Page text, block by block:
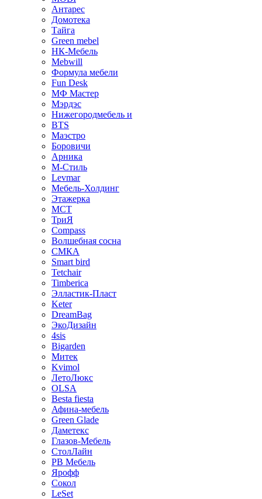
Антарес
Домотека
Тайга
Green mebel
НК-Мебель
Mebwill
Формула мебели
Fun Desk
МФ Мастер
Мэрдэс
Нижегородмебель и
BTS
Маэстро
Боровичи
Арника
М-Стиль
Levmar
Мебель-Холдинг
Этажерка
МСТ
ТриЯ
Compass
Волшебная сосна
СМКА
Smart bird
Tetchair
Timberica
Элластик-Пласт
Keter
DreamBag
ЭкоДизайн
4sis
Bigarden
Митек
Kvimol
ЛетоЛюкс
OLSA
Besta fiesta
Афина-мебель
Green Glade
Даметекс
Глазов-Мебель
СтолЛайн
РВ Мебель
Ярофф
Сокол
LeSet